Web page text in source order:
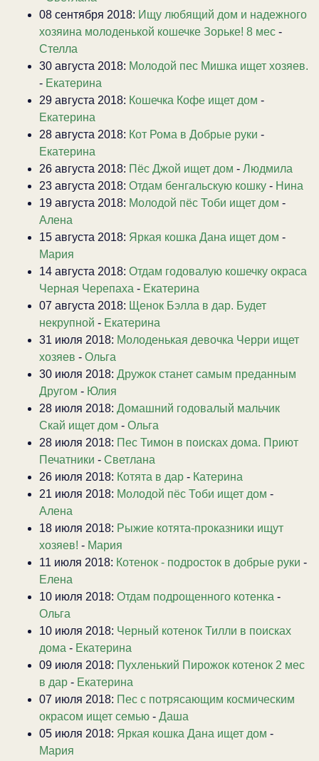
08 сентября 2018: Ищу любящий дом и надежного
хозяина молоденькой кошечке Зорьке! 8 мес -
Стелла
30 августа 2018: Молодой пес Мишка ищет хозяев.
- Екатерина
29 августа 2018: Кошечка Кофе ищет дом -
Екатерина
28 августа 2018: Кот Рома в Добрые руки -
Екатерина
26 августа 2018: Пёс Джой ищет дом - Людмила
23 августа 2018: Отдам бенгальскую кошку - Нина
19 августа 2018: Молодой пёс Тоби ищет дом -
Алена
15 августа 2018: Яркая кошка Дана ищет дом -
Мария
14 августа 2018: Отдам годовалую кошечку окраса
Черная Черепаха - Екатерина
07 августа 2018: Щенок Бэлла в дар. Будет
некрупной - Екатерина
31 июля 2018: Молоденькая девочка Черри ищет
хозяев - Ольга
30 июля 2018: Дружок станет самым преданным
Другом - Юлия
28 июля 2018: Домашний годовалый мальчик
Скай ищет дом - Ольга
28 июля 2018: Пес Тимон в поисках дома. Приют
Печатники - Светлана
26 июля 2018: Котята в дар - Катерина
21 июля 2018: Молодой пёс Тоби ищет дом -
Алена
18 июля 2018: Рыжие котята-проказники ищут
хозяев! - Мария
11 июля 2018: Котенок - подросток в добрые руки -
Елена
10 июля 2018: Отдам подрощенного котенка -
Ольга
10 июля 2018: Черный котенок Тилли в поисках
дома - Екатерина
09 июля 2018: Пухленький Пирожок котенок 2 мес
в дар - Екатерина
07 июля 2018: Пес с потрясающим космическим
окрасом ищет семью - Даша
05 июля 2018: Яркая кошка Дана ищет дом -
Мария